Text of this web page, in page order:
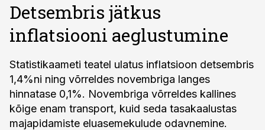
Detsembris jätkus
inflatsiooni aeglustumine
Statistikaameti teatel ulatus inflatsioon detsembris
1,4%ni ning võrreldes novembriga langes
hinnatase 0,1%. Novembriga võrreldes kallines
kõige enam transport, kuid seda tasakaalustas
majapidamiste eluasemekulude odavnemine.